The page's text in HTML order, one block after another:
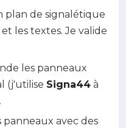
plan de signalétique
les textes. Je valide
les panneaux
(j'utilise Signa44 à
panneaux avec des